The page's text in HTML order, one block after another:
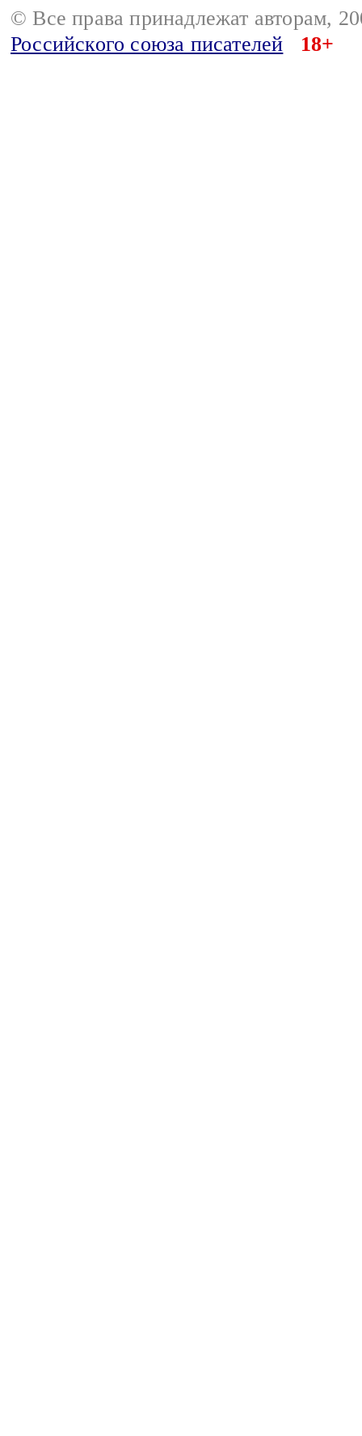
© Все права принадлежат авторам,
Российского союза писателей
18+